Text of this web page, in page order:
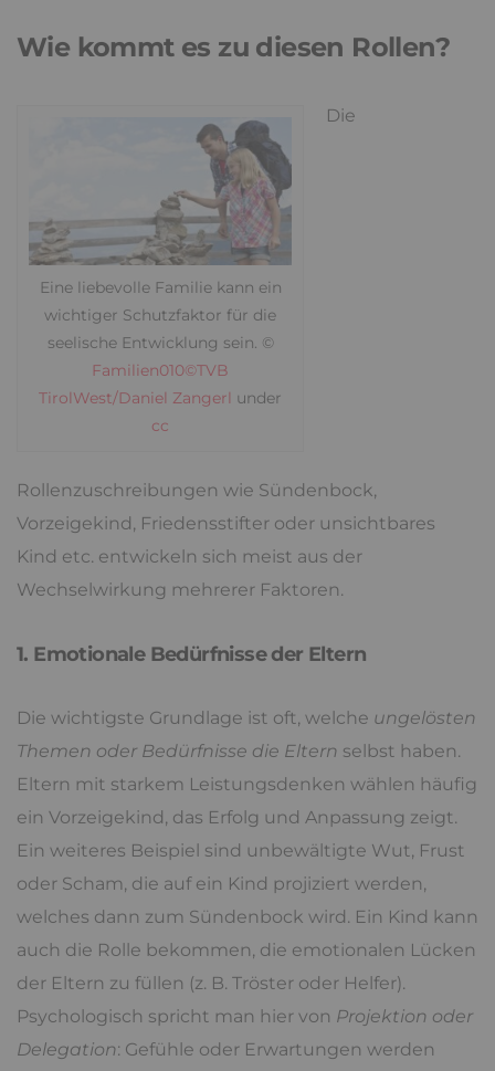
Wie kommt es zu diesen Rollen?
Eine liebevolle Familie kann ein
wichtiger Schutzfaktor für die
seelische Entwicklung sein. ©
Familien010©TVB
TirolWest/Daniel Zangerl under
cc
Die
Rollenzuschreibungen wie Sündenbock,
Vorzeigekind, Friedensstifter oder unsichtbares
Kind etc. entwickeln sich meist aus der
Wechselwirkung mehrerer Faktoren.
1. Emotionale Bedürfnisse der Eltern
Die wichtigste Grundlage ist oft, welche ungelösten
Themen oder Bedürfnisse die Eltern selbst haben.
Eltern mit starkem Leistungsdenken wählen häufig
ein Vorzeigekind, das Erfolg und Anpassung zeigt.
Ein weiteres Beispiel sind unbewältigte Wut, Frust
oder Scham, die auf ein Kind projiziert werden,
welches dann zum Sündenbock wird. Ein Kind kann
auch die Rolle bekommen, die emotionalen Lücken
der Eltern zu füllen (z. B. Tröster oder Helfer).
Psychologisch spricht man hier von Projektion oder
Delegation: Gefühle oder Erwartungen werden